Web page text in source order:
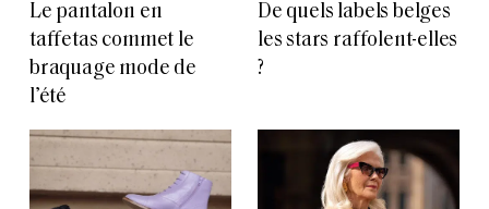
Le pantalon en
taffetas commet le
braquage mode de
l’été
De quels labels belges
les stars raffolent-elles
?